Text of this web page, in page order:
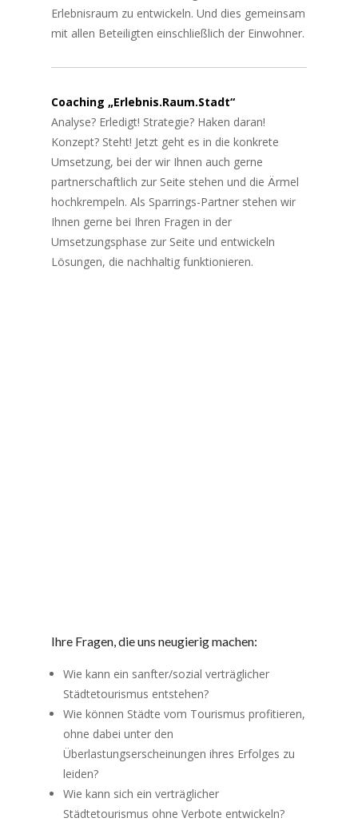
Erlebnisraum zu entwickeln. Und dies gemeinsam
mit allen Beteiligten einschließlich der Einwohner.
Coaching „Erlebnis.Raum.Stadt“
Analyse? Erledigt! Strategie? Haken daran!
Konzept? Steht! Jetzt geht es in die konkrete
Umsetzung, bei der wir Ihnen auch gerne
partnerschaftlich zur Seite stehen und die Ärmel
hochkrempeln. Als Sparrings-Partner stehen wir
Ihnen gerne bei Ihren Fragen in der
Umsetzungsphase zur Seite und entwickeln
Lösungen, die nachhaltig funktionieren.
Ihre Fragen, die uns neugierig machen:
Wie kann ein sanfter/sozial verträglicher
Städtetourismus entstehen?
Wie können Städte vom Tourismus profitieren,
ohne dabei unter den
Überlastungserscheinungen ihres Erfolges zu
leiden?
Wie kann sich ein verträglicher
Städtetourismus ohne Verbote entwickeln?